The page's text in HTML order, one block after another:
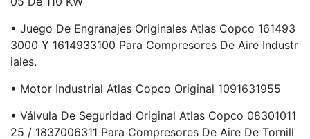
• Juego De Engranajes Originales Atlas Copco 161493
3000 Y 1614933100 Para Compresores De Aire Industr
Iales.
• Motor Industrial Atlas Copco Original 1091631955
• Válvula De Seguridad Original Atlas Copco 08301011
25 / 1837006311 Para Compresores De Aire De Tornill